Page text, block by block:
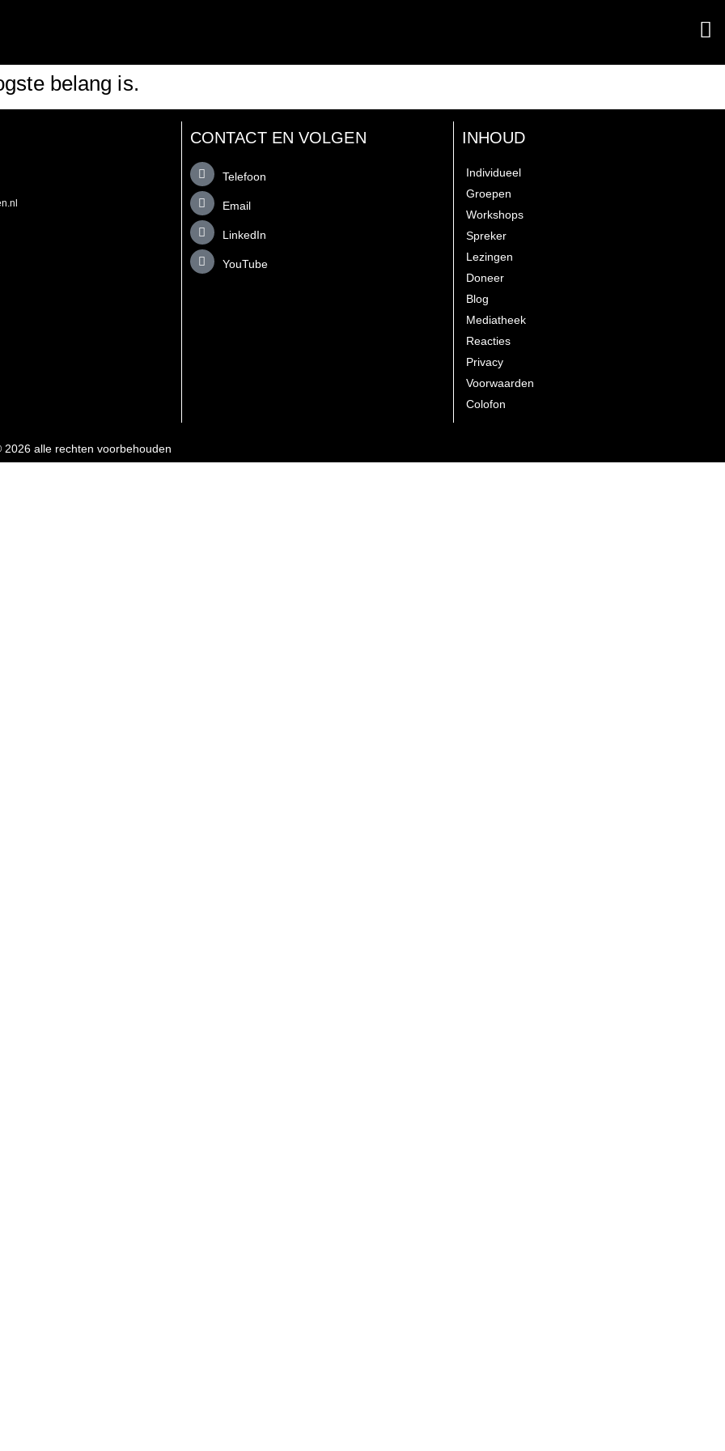
belang is.
CONTACT EN VOLGEN
Telefoon
Email
LinkedIn
YouTube
INHOUD
Individueel
Groepen
Workshops
Spreker
Lezingen
Doneer
Blog
Mediatheek
Reacties
Privacy
Voorwaarden
Colofon
2026 alle rechten voorbehouden